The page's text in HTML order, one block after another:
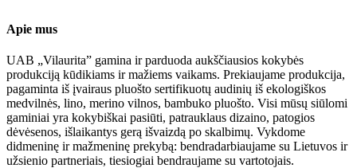
Apie mus
UAB „Vilaurita” gamina ir parduoda aukščiausios kokybės
produkciją kūdikiams ir mažiems vaikams. Prekiaujame produkcija,
pagaminta iš įvairaus pluošto sertifikuotų audinių iš ekologiškos
medvilnės, lino, merino vilnos, bambuko pluošto. Visi mūsų siūlomi
gaminiai yra kokybiškai pasiūti, patrauklaus dizaino, patogios
dėvėsenos, išlaikantys gerą išvaizdą po skalbimų. Vykdome
didmeninę ir mažmeninę prekybą: bendradarbiaujame su Lietuvos ir
užsienio partneriais, tiesiogiai bendraujame su vartotojais.